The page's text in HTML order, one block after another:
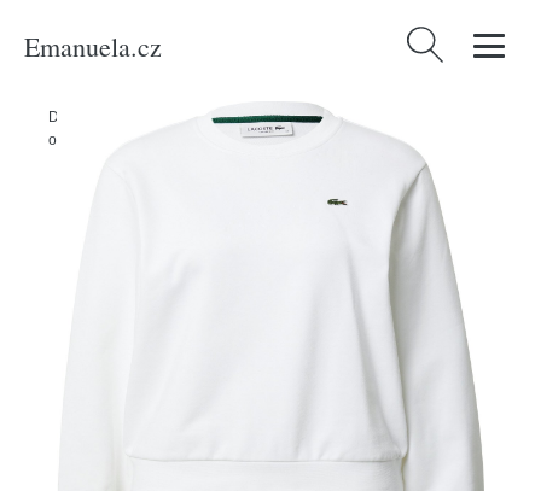
Emanuela.cz Vyhledávání
Domů Oblečení/Udržitelnost
oděvy
Mikina Lacoste zelená / offwhite